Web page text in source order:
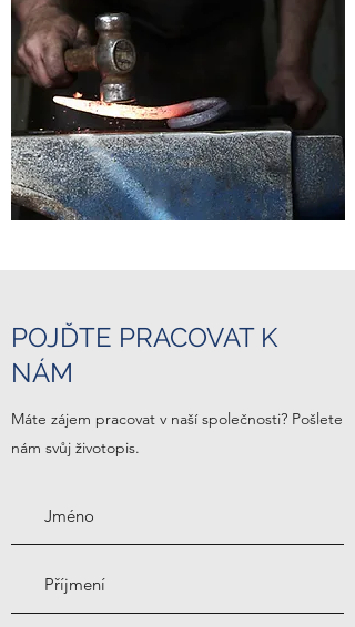
POJĎTE PRACOVAT K
NÁM
Máte zájem pracovat v naší společnosti? Pošlete
nám svůj životopis.